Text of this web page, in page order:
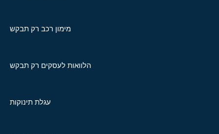
מימון רכב רק תבקש
הלוואות לעסקים רק תבקש
עגלת תינוקות